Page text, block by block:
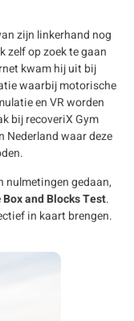
zijn linkerhand nog
zelf op zoek te gaan
kwam hij uit bij
waarbij motorische
en VR worden
bij recoveriX Gym
Nederland waar deze
nulmetingen gedaan,
Box and Blocks Test.
in kaart brengen.